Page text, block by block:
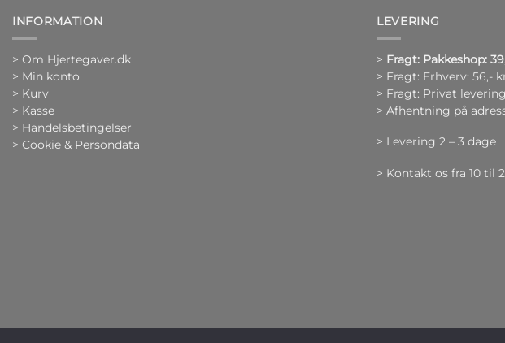
INFORMATION
> Om Hjertegaver.dk
> Min konto
> Kurv
> Kasse
> Handelsbetingelser
> Cookie & Persondata
LEVERING
> Fragt: Pakkeshop:
> Fragt: Erhverv: 56,-
> Fragt: Privat
> Afhentning på
> Levering 2 – 3 dage
> Kontakt os fra 10 til